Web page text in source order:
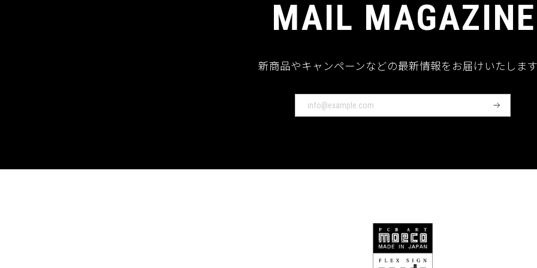
MAIL MAGAZINE
新商品やキャンペーンなどの最新情報をお届けいたしま
登
録